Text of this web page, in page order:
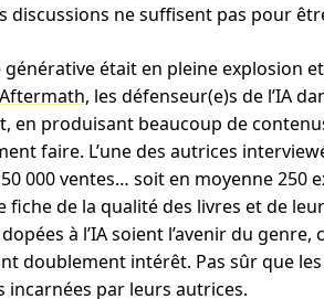
ne suffisent pas pour
était en pleine explosion et
, les défenseur(e)s de l’IA
en produisant beaucoup de
faire. L’une des autrices
000 ventes… soit en moyenne 250
fiche de la qualité des livres et de
à l’IA soient l’avenir du genre,
doublement intérêt. Pas sûr que
incarnées par leurs autrices.